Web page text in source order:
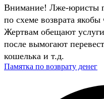
Внимание! Лже-юристы
по схеме возврата
Жертвам обещают
после вымогают
кошелька и т.д.
Памятка по возврату денег